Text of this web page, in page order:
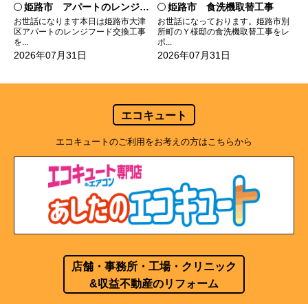
姫路市 アパートのレンジフード交換
お世話になります本日は姫路市大津
区アパートのレンジフード交換工事
を...
2026年07月31日
姫路市 食洗機取替工事
お世話になっております。姫路市別
所町のＹ様邸の食洗機取替工事をレ
ポ...
2026年07月31日
エコキュート
エコキュートのご利用をお考えの方はこちらから
店舗・事務所・工場・クリニック
&収益不動産のリフォーム